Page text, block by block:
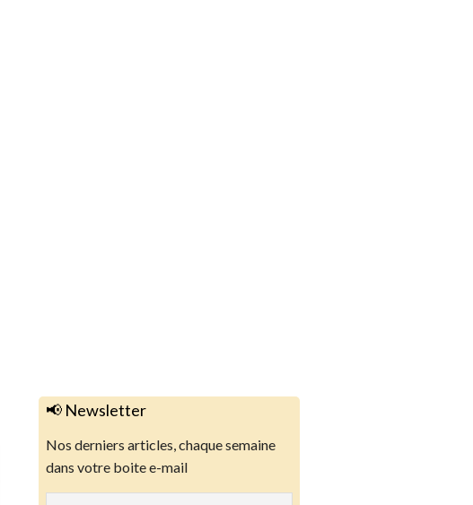
📢 Newsletter
Nos derniers articles, chaque semaine
dans votre boite e-mail